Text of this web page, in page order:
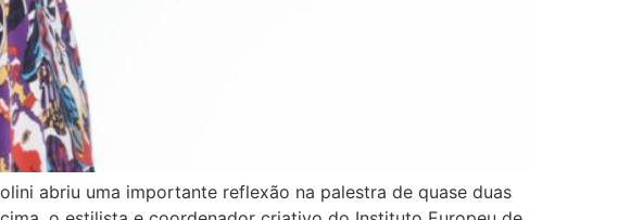
abriu uma importante reflexão na palestra de quase duas